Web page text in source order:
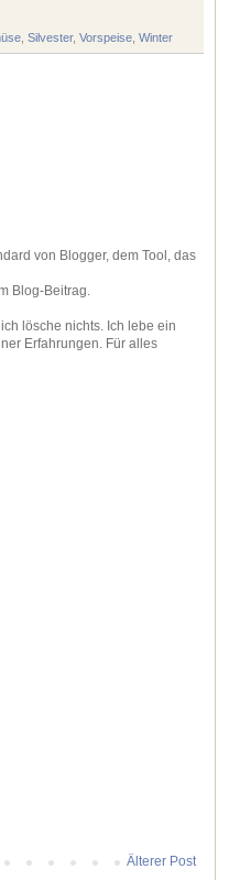
,Silvester,Vorspeise ,Winter
von Blogger, dem Tool, das
Blog-Beitrag.
lösche nichts. Ich lebe ein
Erfahrungen. Für alles
Älterer Post